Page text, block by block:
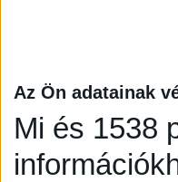
Az Ön adatainak
Mi és 1538